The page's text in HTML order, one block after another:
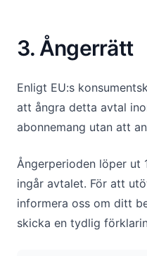
3. Ångerrätt
Enligt EU:s
att ångra detta avtal
abonnemang utan att
Ångerperioden löper ut
ingår avtalet. För att
informera oss om ditt
skicka en tydlig